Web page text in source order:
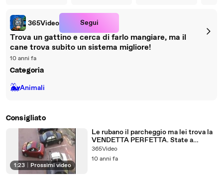
365Video Segui
Trova un gattino e cerca di farlo mangiare, ma il
cane trova subito un sistema migliore!
10 anni fa
Categoria
🐳Animali
Consigliato
1:23 Prossimi video
Le rubano il parcheggio ma lei trova la
VENDETTA PERFETTA. State a
vedere!
365Video
10 anni fa